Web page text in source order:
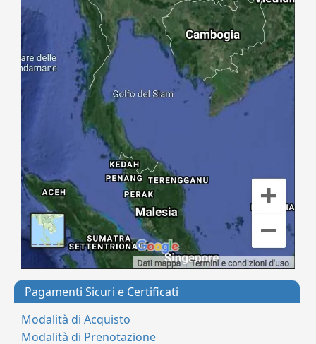
Pagamenti Sicuri e Certificati
Modalità di Acquisto
Modalità di Prenotazione